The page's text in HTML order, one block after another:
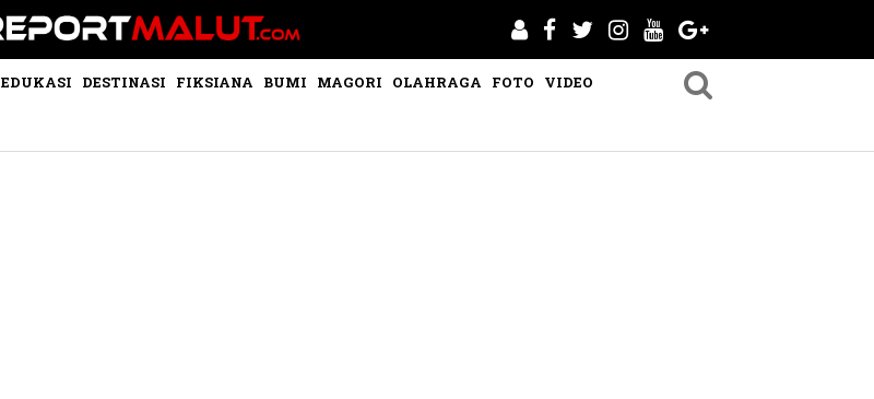
EDUKASI DESTINASI FIKSIANA BUMI MAGORI OLAHRAGA FOTO VIDEO